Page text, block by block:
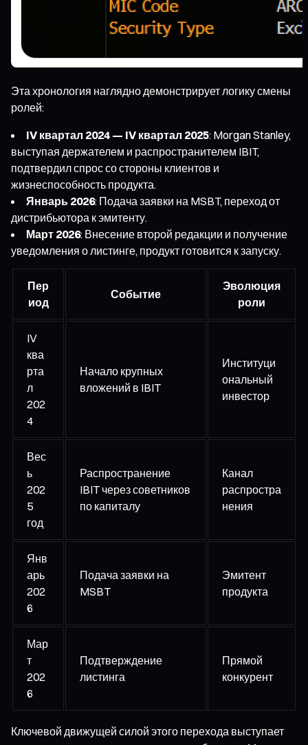
Эта хронология наглядно демонстрирует логику смены
ролей:
IV квартал 2024 — IV квартал 2025: Morgan Stanley,
выступая держателем и распространителем IBIT,
подтвердил спрос со стороны клиентов и
жизнеспособность продукта.
Январь 2026: Подача заявки на MSBT, переход от
дистрибьютора к эмитенту.
Март 2026: Внесение второй редакции и получение
уведомления о листинге, продукт готовится к запуску.
Пер
иод
Событие
Эволюция
роли
IV
ква
рта
л
202
4
Начало крупных
вложений в IBIT
Институци
ональный
инвестор
Вес
ь
202
5
год
Распространение
IBIT через советников
по капиталу
Канал
распростра
нения
Янв
арь
202
6
Подача заявки на
MSBT
Эмитент
продукта
Мар
т
202
6
Подтверждение
листинга
Прямой
конкурент
Ключевой движущей силой этого перехода выступает